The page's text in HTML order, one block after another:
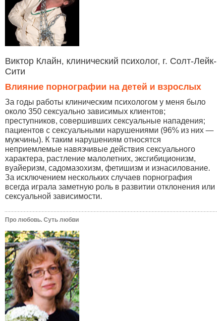
Виктор Клайн, клинический психолог, г. Солт-Лейк-
Сити
Влияние порнографии на детей и взрослых
За годы работы клиническим психологом у меня было
около 350 сексуально зависимых клиентов;
преступников, совершивших сексуальные нападения;
пациентов с сексуальными нарушениями (96% из них —
мужчины). К таким нарушениям относятся
неприемлемые навязчивые действия сексуального
характера, растление малолетних, эксгибиционизм,
вуайеризм, садомазохизм, фетишизм и изнасилование.
За исключением нескольких случаев порнография
всегда играла заметную роль в развитии отклонения или
сексуальной зависимости.
Про любовь. Суть любви